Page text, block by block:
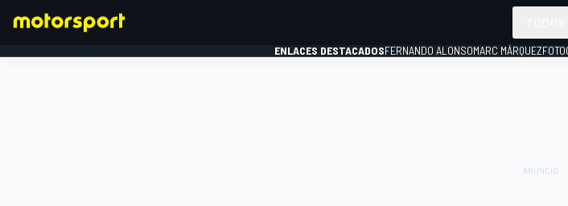
ENLACES DESTACADOSFERNANDO ALONSOMARC MÁRQUEZ